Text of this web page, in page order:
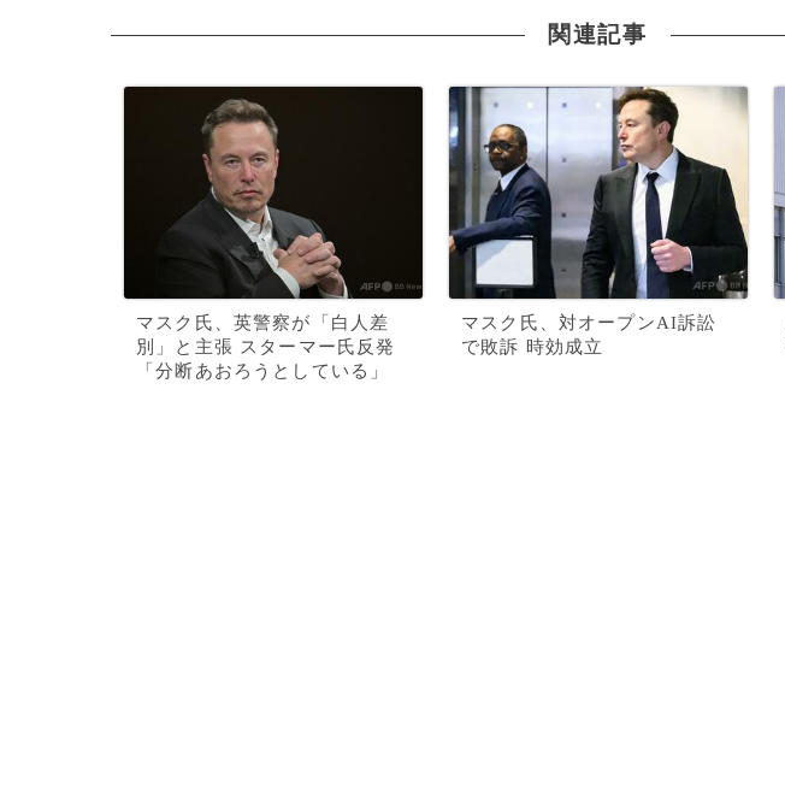
関連記事
マスク氏、英警察が「白人差
別」と主張 スターマー氏反発
「分断あおろうとしている」
マスク氏、対オープンAI訴訟
で敗訴 時効成立